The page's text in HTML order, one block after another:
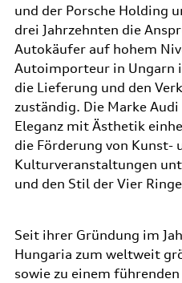
und der Porsche Holding
drei Jahrzehnten die
Autokäufer auf hohem
Autoimporteur in Ungarn
die Lieferung und den
zuständig. Die Marke
Eleganz mit Ästhetik
die Förderung von Kunst-
Kulturveranstaltungen
und den Stil der Vier
Seit ihrer Gründung im
Hungaria zum weltweit
sowie zu einem